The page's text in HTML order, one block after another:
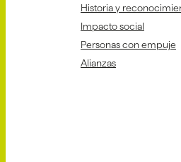
Historia y
Impacto social
Personas con empuje
Alianzas